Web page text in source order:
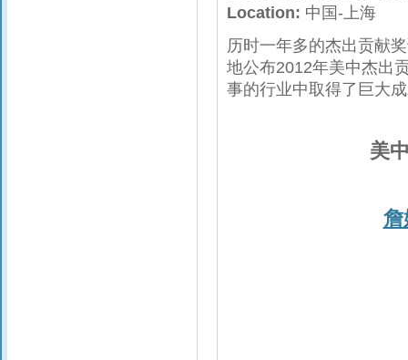
Location: 中国-上海
历时一年多的杰出贡献
地公布2012年美中杰出
事的行业中取得了巨大
美
詹